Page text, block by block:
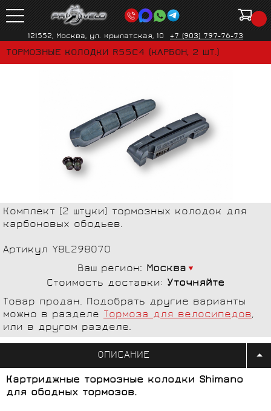
121552, Москва, ул. Крылатская, 10 +7 (903) 797-76-73
ТОРМОЗНЫЕ КОЛОДКИ R55C4 (КАРБОН, 2 ШТ.)
Комплект (2 штуки) тормозных колодок для
карбоновых ободьев.
Артикул Y8L298070
Ваш регион: Москва
Стоимость доставки: Уточняйте
Товар продан. Подобрать другие варианты
можно в разделе Тормоза для велосипедов,
или в другом разделе.
ОПИСАНИЕ
Картриджные тормозные колодки Shimano
для ободных тормозов.